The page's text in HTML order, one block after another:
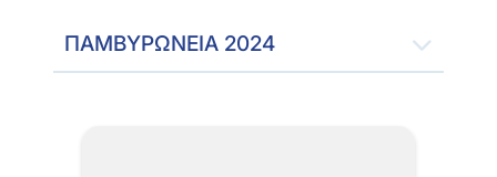
ΠΑΜΒΥΡΩΝΕΙΑ 2024